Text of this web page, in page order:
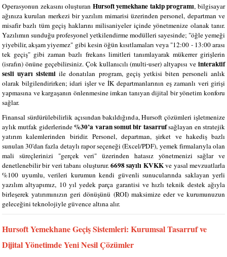
Operasyonun zekasını oluşturan Hursoft yemekhane takip programı, bilgisayar
ağınıza kurulan merkezi bir yazılım mimarisi üzerinden personel, departman ve
misafir bazlı tüm geçiş haklarını milisaniyeler içinde yönetmenize olanak tanır.
Yazılımın sunduğu profesyonel yetkilendirme modülleri sayesinde; "öğle yemeği
yiyebilir, akşam yiyemez" gibi kesin öğün kısıtlamaları veya "12:00 - 13:00 arası
tek geçiş" gibi zaman bazlı frekans limitleri tanımlayarak mükerrer girişlerin
(israfın) önüne geçebilirsiniz. Çok kullanıcılı (multi-user) altyapısı ve interaktif
sesli uyarı sistemi ile donatılan program, geçiş yetkisi biten personeli anlık
olarak bilgilendirirken; idari işler ve İK departmanlarının eş zamanlı veri girişi
yapmasına ve kargaşanın önlenmesine imkan tanıyan dijital bir yönetim konforu
sağlar.
Finansal sürdürülebilirlik açısından bakıldığında, Hursoft çözümleri işletmenize
aylık mutfak giderlerinde %30’a varan somut bir tasarrufsağlayan en stratejik
yatırım kalemlerinden biridir. Personel, departman, şirket ve hakediş bazlı
sunulan 30'dan fazla detaylı rapor seçeneği (Excel/PDF), yemek firmalarıyla olan
mali süreçlerinizi "gerçek veri" üzerinden hatasız yönetmenizi sağlar ve
denetlenebilir bir veri tabanı oluşturur.6698 sayılı KVKKve yasal mevzuatlarla
%100 uyumlu, verileri kurumun kendi güvenli sunucularında saklayan yerli
yazılım altyapımız, 10 yıl yedek parça garantisi ve hızlı teknik destek ağıyla
birleşerek yatırımınızın geri dönüşünü (ROI) maksimize eder ve kurumunuzun
geleceğini teknolojiyle güvence altına alır.
Hursoft Yemekhane Geçiş Sistemleri: Kurumsal Tasarruf ve
Dijital Yönetimde Yeni Nesil Çözümler